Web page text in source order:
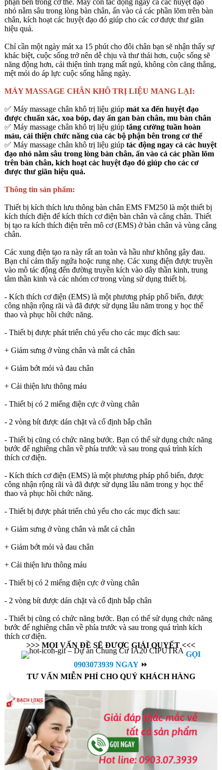
nhỏ nằm sâu trong lòng bàn chân, ấn vào cả các phần lõm trên bàn
chân, kích hoạt các huyệt đạo đó giúp cho các cơ được thư giãn
hiệu quả.
Chỉ cần một ngày mát xa 15 phút cho đôi chân bạn sẽ nhận thấy sự
khác biệt, cuộc sống trở nên dễ chịu và thư thái hơn, cuộc sống sẽ
năng động hơn, cải thiện tình trạng mất ngủ, không còn căng thẳng,
mệt mỏi do áp lực cuộc sống hằng ngày.
MÁY MASSAGE CHÂN KHÔ TRỊ LIỆU MANG LẠI:
✅ Máy massage chân khô trị liệu giúp mát xa đến huyệt đạo
được chuẩn xác, xoa bóp, day ấn gan bàn chân, mu bàn chân
✅ Máy massage chân khô trị liệu giúp tăng cường tuần hoàn
máu, cải thiện chức năng của các bộ phận bên trong cơ thể
✅ Máy massage chân khô trị liệu giúp tác động ngay cả các huyệt
đạo nhỏ nằm sâu trong lòng bàn chân, ấn vào cả các phần lõm
trên bàn chân, kích hoạt các huyệt đạo đó giúp cho các cơ
được thư giãn hiệu quả.
Thông tin sản phẩm:
Thiết bị kích thích lưu thông bàn chân EMS FM250 là một thiết bị
kích thích điện để kích thích cơ điện bàn chân và cẳng chân. Thiết
bị tạo ra kích thích điện trên mô cơ (EMS) ở bàn chân và vùng cẳng
chân.
Các xung điện tạo ra này rất an toàn và hầu như không gây đau.
Bạn chỉ cảm thấy ngứa hoặc rung nhẹ. Các xung điện được truyền
vào mô tác động đến đường truyền kích vào dây thần kinh, trung
tâm thần kinh và các nhóm cơ trong vùng sử dụng thiết bị.
- Kích thích cơ điện (EMS) là một phương pháp phổ biến, được
công nhận rộng rãi và đã được sử dụng lâu năm trong y học thể
thao và phục hồi chức năng.
- Thiết bị được phát triển chủ yếu cho các mục đích sau:
+ Giảm sưng ở vùng chân và mắt cá chân
+ Giảm bớt mỏi và đau chân
+ Cải thiện lưu thông máu
- Thiết bị có 2 miếng điện cực ở vùng chân
- 2 vòng bít được dán chặt và cố định bắp chân
- Thiết bị cũng có chức năng bước. Bạn có thể sử dụng chức năng
bước để nghiêng chân về phía trước và sau trong quá trình kích
thích cơ điện.
- Kích thích cơ điện (EMS) là một phương pháp phổ biến, được
công nhận rộng rãi và đã được sử dụng lâu năm trong y học thể
thao và phục hồi chức năng.
- Thiết bị được phát triển chủ yếu cho các mục đích sau:
+ Giảm sưng ở vùng chân và mắt cá chân
+ Giảm bớt mỏi và đau chân
+ Cải thiện lưu thông máu
- Thiết bị có 2 miếng điện cực ở vùng chân
- 2 vòng bít được dán chặt và cố định bắp chân
- Thiết bị cũng có chức năng bước. Bạn có thể sử dụng chức năng
bước để nghiêng chân về phía trước và sau trong quá trình kích
thích cơ điện.
>>> MỌI VẤN ĐỀ SẼ ĐƯỢC GIẢI QUYẾT <<<
GỌI
0903073939 NGAY⏩
TƯ VẤN MIỄN PHÍ CHO QUÝ KHÁCH HÀNG